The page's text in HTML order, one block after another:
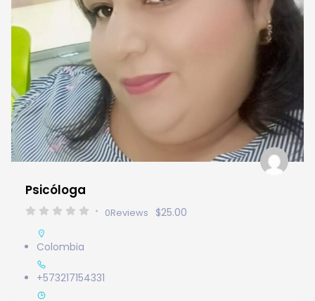
Psicóloga
0Reviews $25.00
Colombia
+573217154331